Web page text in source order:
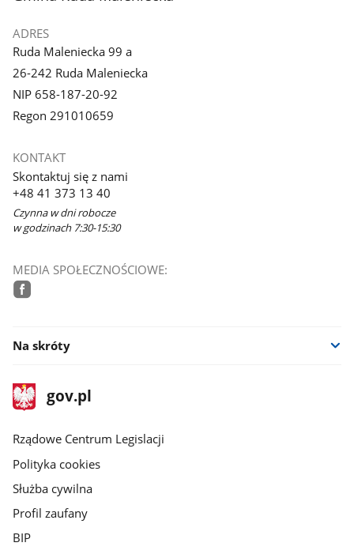
ADRES
Ruda Maleniecka 99 a
26-242 Ruda Maleniecka
NIP 658-187-20-92
Regon 291010659
KONTAKT
Skontaktuj się z nami
+48 41 373 13 40
Czynna w dni robocze
w godzinach 7:30-15:30
MEDIA SPOŁECZNOŚCIOWE:
Na skróty
stopka
gov.plStrona
gov.pl
Rządowe Centrum Legislacji
Polityka cookies
Służba cywilna
Profil zaufany
BIP